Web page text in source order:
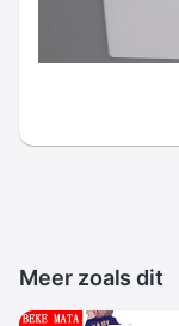
Meer zoals dit